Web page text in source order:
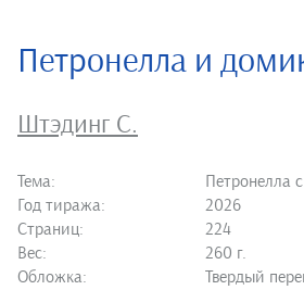
Петронелла и
Штэдинг С.
Тема:
Петронелла
Год тиража:
2026
Страниц:
224
Вес:
260 г.
Обложка:
Твердый